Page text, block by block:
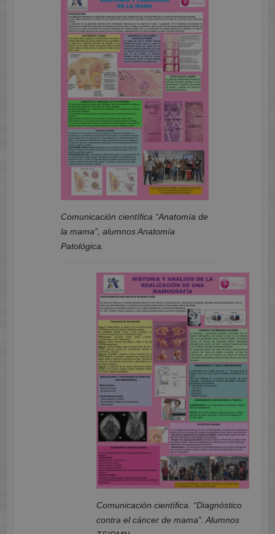
Comunicación científica “Anatomía de
la mama”, alumnos Anatomía
Patológica.
Comunicación científica. “Diagnóstico
contra el cáncer de mama”. Alumnos